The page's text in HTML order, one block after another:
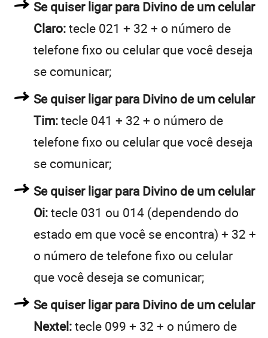
Se quiser ligar para Divino de um celular
Claro:tecle 021 + 32 + o número de
telefone fixo ou celular que você deseja
se comunicar;
Se quiser ligar para Divino de um celular
Tim:tecle 041 + 32 + o número de
telefone fixo ou celular que você deseja
se comunicar;
Se quiser ligar para Divino de um celular
Oi:tecle 031 ou 014 (dependendo do
estado em que você se encontra) + 32 +
o número de telefone fixo ou celular
que você deseja se comunicar;
Se quiser ligar para Divino de um celular
Nextel:tecle 099 + 32 + o número de